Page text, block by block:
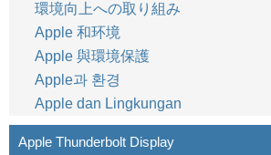
環境向上への取り組み
Apple 和环境
Apple 與環境保護
Apple과 환경
Apple dan Lingkungan
Apple Thunderbolt Display